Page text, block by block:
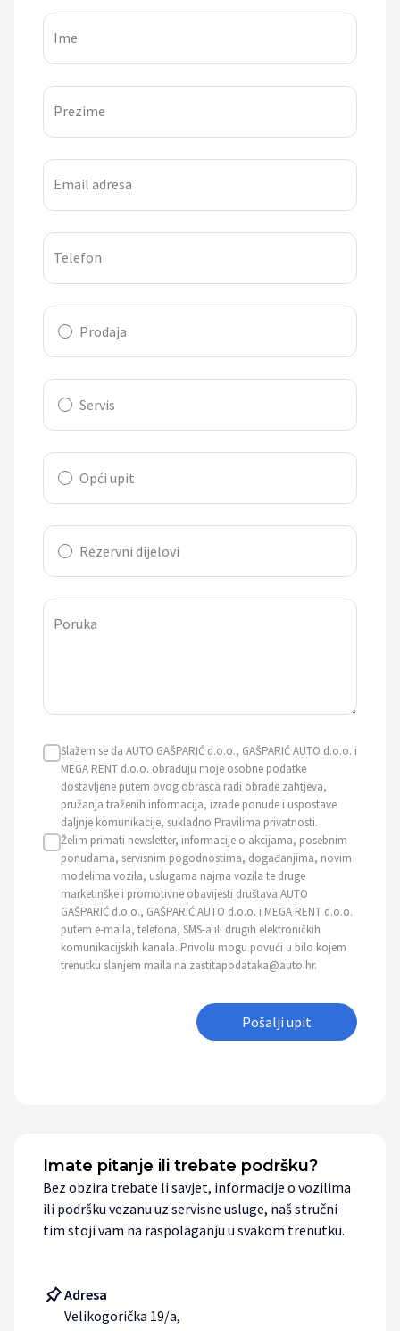
Ime
Prezime
Email adresa
Telefon
Prodaja
Servis
Opći upit
Rezervni dijelovi
Poruka
Slažem se da AUTO GAŠPARIĆ d.o.o., GAŠPARIĆ AUTO d.o.o. i
MEGA RENT d.o.o. obrađuju moje osobne podatke
dostavljene putem ovog obrasca radi obrade zahtjeva,
pružanja traženih informacija, izrade ponude i uspostave
daljnje komunikacije, sukladno Pravilima privatnosti.
Želim primati newsletter, informacije o akcijama, posebnim
ponudama, servisnim pogodnostima, događanjima, novim
modelima vozila, uslugama najma vozila te druge
marketinške i promotivne obavijesti društava AUTO
GAŠPARIĆ d.o.o., GAŠPARIĆ AUTO d.o.o. i MEGA RENT d.o.o.
putem e-maila, telefona, SMS-a ili drugih elektroničkih
komunikacijskih kanala. Privolu mogu povući u bilo kojem
trenutku slanjem maila na zastitapodataka@auto.hr.
Pošalji upit
Imate pitanje ili trebate podršku?
Bez obzira trebate li savjet, informacije o vozilima
ili podršku vezanu uz servisne usluge, naš stručni
tim stoji vam na raspolaganju u svakom trenutku.
Adresa
Velikogorička 19/a,